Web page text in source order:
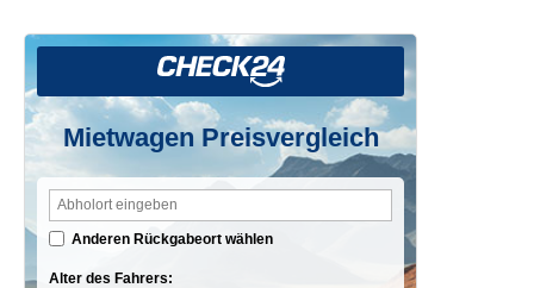
Mietwagen Preisvergleich
Anderen Rückgabeort wählen
Alter des Fahrers: